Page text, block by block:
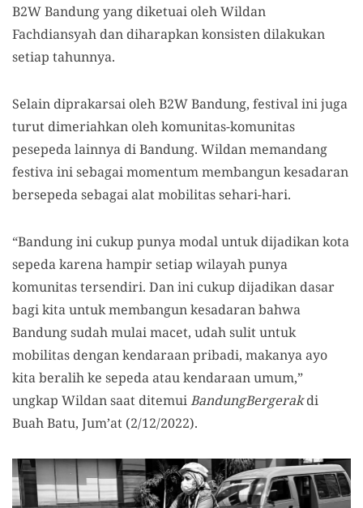
B2W Bandung yang diketuai oleh Wildan
Fachdiansyah dan diharapkan konsisten dilakukan
setiap tahunnya.
Selain diprakarsai oleh B2W Bandung, festival ini juga
turut dimeriahkan oleh komunitas-komunitas
pesepeda lainnya di Bandung. Wildan memandang
festiva ini sebagai momentum membangun kesadaran
bersepeda sebagai alat mobilitas sehari-hari.
“Bandung ini cukup punya modal untuk dijadikan kota
sepeda karena hampir setiap wilayah punya
komunitas tersendiri. Dan ini cukup dijadikan dasar
bagi kita untuk membangun kesadaran bahwa
Bandung sudah mulai macet, udah sulit untuk
mobilitas dengan kendaraan pribadi, makanya ayo
kita beralih ke sepeda atau kendaraan umum,”
ungkap Wildan saat ditemuiBandungBergerakdi
Buah Batu, Jum’at (2/12/2022).